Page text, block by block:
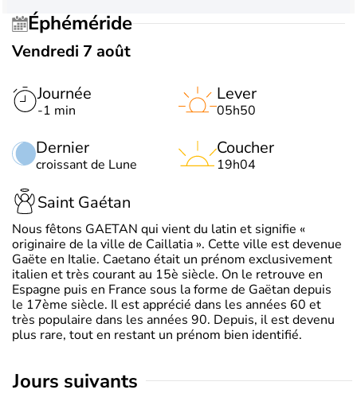
Éphéméride
Vendredi 7 août
Journée
-1 min
Dernier
croissant de Lune
Lever
05h50
Coucher
19h04
Saint Gaétan
Nous fêtons GAETAN qui vient du latin et signifie «
originaire de la ville de Caillatia ». Cette ville est devenue
Gaëte en Italie. Caetano était un prénom exclusivement
italien et très courant au 15è siècle. On le retrouve en
Espagne puis en France sous la forme de Gaëtan depuis
le 17ème siècle. Il est apprécié dans les années 60 et
très populaire dans les années 90. Depuis, il est devenu
plus rare, tout en restant un prénom bien identifié.
jours suivants